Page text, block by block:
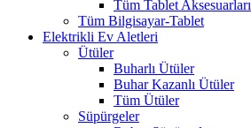
Tüm Tablet Aksesuarları
Tüm Bilgisayar-Tablet
Elektrikli Ev Aletleri
Ütüler
Buharlı Ütüler
Buhar Kazanlı Ütüler
Tüm Ütüler
Süpürgeler